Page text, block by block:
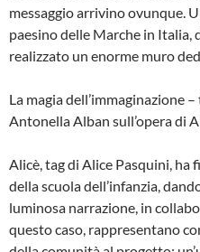
messaggio arrivino ovunque.
paesino delle Marche in Italia,
realizzato un enorme muro
La magia dell’immaginazione
Antonella Alban sull’opera di
Alicè, tag di Alice Pasquini, ha
della scuola dell’infanzia,
luminosa narrazione, in
questo caso, rappresentano